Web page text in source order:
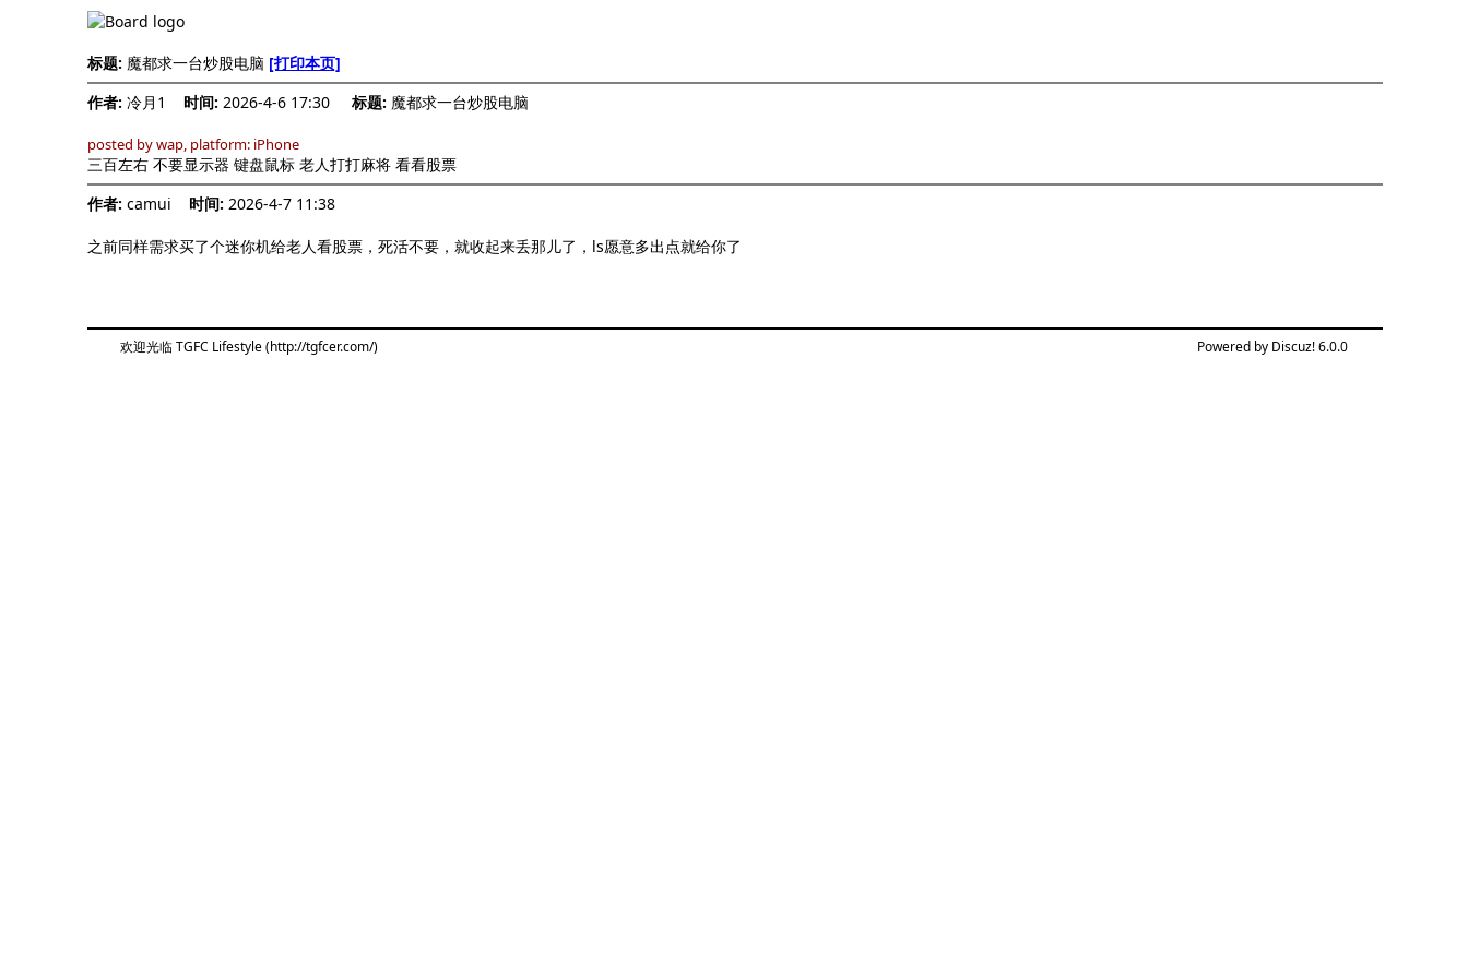
标题: 魔都求一台炒股电脑 [打印本页]
作者: 冷月1 时间: 2026-4-6 17:30 标题: 魔都求一台炒股电脑
posted by wap, platform: iPhone
三百左右 不要显示器 键盘鼠标 老人打打麻将 看看股票
作者: camui 时间: 2026-4-7 11:38
之前同样需求买了个迷你机给老人看股票，死活不要，就收起来丢那儿了，ls愿意多出点就给你了
欢迎光临 TGFC Lifestyle (http://tgfcer.com/) Powered by Discuz! 6.0.0